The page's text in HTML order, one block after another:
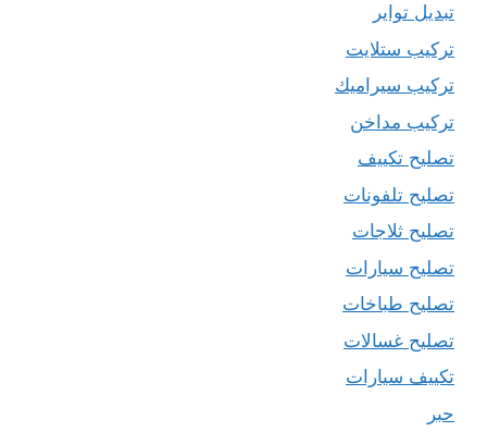
تبديل تواير
تركيب ستلايت
تركيب سيراميك
تركيب مداخن
تصليح تكييف
تصليح تلفونات
تصليح ثلاجات
تصليح سيارات
تصليح طباخات
تصليح غسالات
تكييف سيارات
حبر